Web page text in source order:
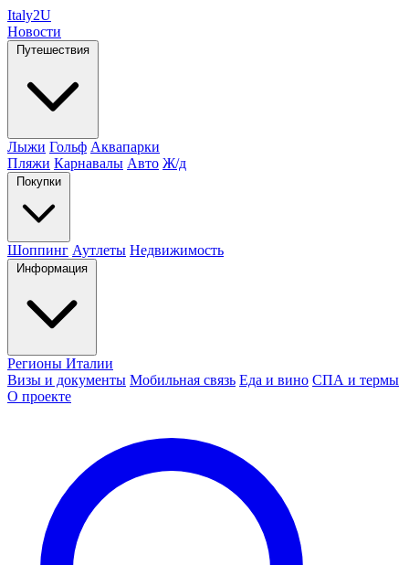
Italy2U
Новости
Путешествия
Лыжи Гольф Аквапарки
Пляжи Карнавалы Авто Ж/д
Покупки
Шоппинг Аутлеты Недвижимость
Информация
Регионы Италии
Визы и документы Мобильная связь Еда и вино СПА и термы
О проекте